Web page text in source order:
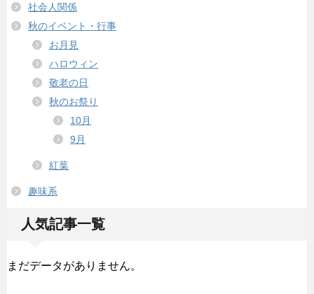
社会人関係
秋のイベント・行事
お月見
ハロウィン
敬老の日
秋のお祭り
10月
9月
紅葉
趣味系
人気記事一覧
まだデータがありません。